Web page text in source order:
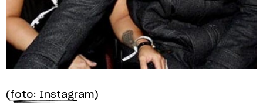
(foto: Instagram)